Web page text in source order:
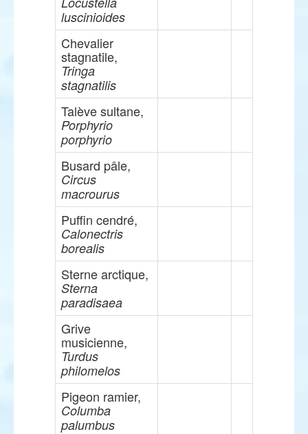
luscinioides
Chevalier
stagnatile,
Tringa
stagnatilis
Talève sultane,
Porphyrio
porphyrio
Busard pâle,
Circus
macrourus
Puffin cendré,
Calonectris
borealis
Sterne arctique,
Sterna
paradisaea
Grive
musicienne,
Turdus
philomelos
Pigeon ramier,
Columba
palumbus